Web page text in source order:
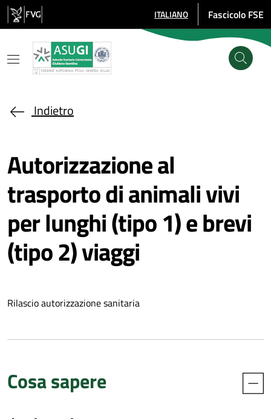
Salta al contenuto principale
SELEZIONE LINGUA: LINGUA
ITALIANO Fascicolo FSE
Indietro
Autorizzazione al
trasporto di animali vivi
per lunghi (tipo 1) e brevi
(tipo 2) viaggi
Rilascio autorizzazione sanitaria
Cosa sapere